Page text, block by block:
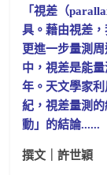
「視差（
具。藉由視差
更進一步量測
中，視差是能
年。天文學家
紀，視差量測
動」的結論......
撰文｜許世穎